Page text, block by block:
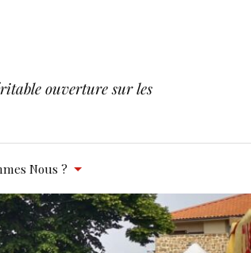
ouverture sur les
Nous ?